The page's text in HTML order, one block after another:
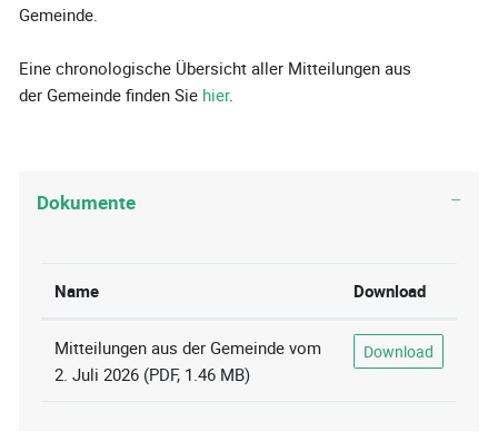
Gemeinde.
Eine chronologische Übersicht aller Mitteilungen aus
der Gemeinde finden Sie hier.
Dokumente
Name Download
Mitteilungen aus der Gemeinde vom
2. Juli 2026 (PDF, 1.46 MB)
Download